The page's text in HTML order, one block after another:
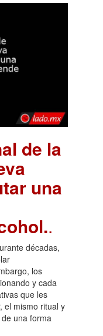
de la
una
.
décadas,
los
y cada
que les
el mismo ritual y
una forma